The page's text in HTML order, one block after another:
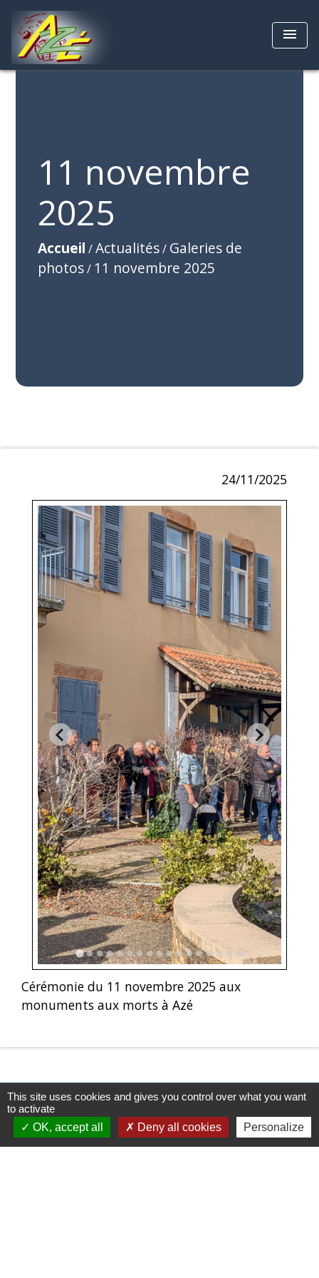
menu
11 novembre
2025
Accueil /Actualités/ Galeries de
photos/ 11 novembre 2025
24/11/2025
Cérémonie du 11 novembre 2025 aux
monuments aux morts à Azé
Contacts & Horaires
This site uses cookies and gives you control over what you want
to activate
OK, accept all
Deny all cookies Personalize